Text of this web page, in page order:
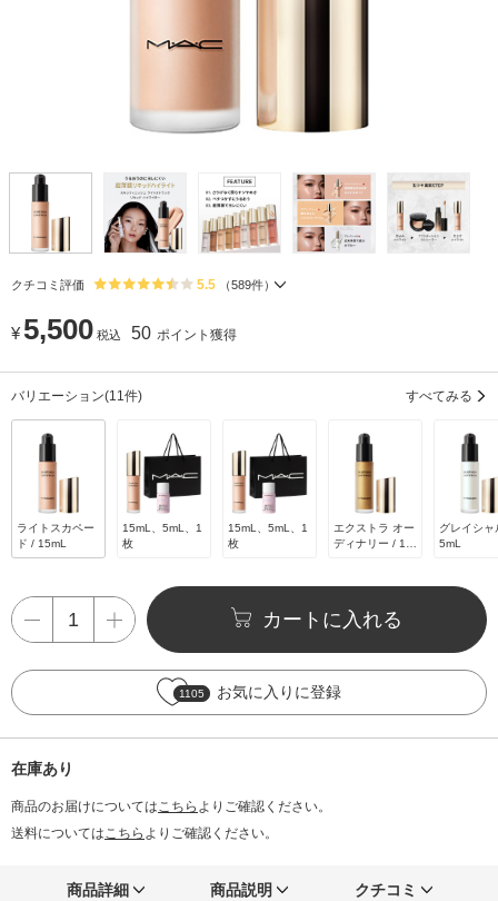
クチコミ評価 5.5 （589件）
¥ 5,500 税込 50 ポイント獲得
バリエーション(11件) すべてみる
ライトスカペー
ド / 15mL
15mL、5mL、1
枚
15mL、5mL、1
枚
エクストラ オー
ディナリー / 15
グレイシャ
5mL
カートに入れる
1105 お気に入りに登録
在庫あり
商品のお届けについてはこちら よりご確認ください。
送料についてはこちら よりご確認ください。
商品詳細 商品説明 クチコミ